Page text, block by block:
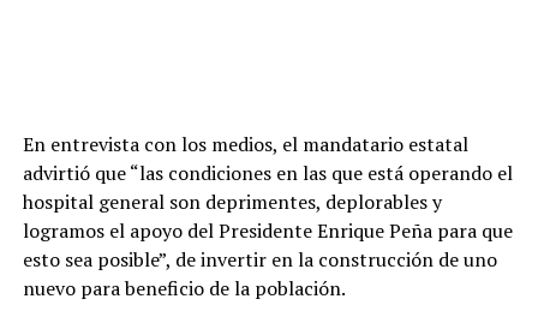
En entrevista con los medios, el mandatario estatal
advirtió que “las condiciones en las que está operando el
hospital general son deprimentes, deplorables y
logramos el apoyo del Presidente Enrique Peña para que
esto sea posible”, de invertir en la construcción de uno
nuevo para beneficio de la población.